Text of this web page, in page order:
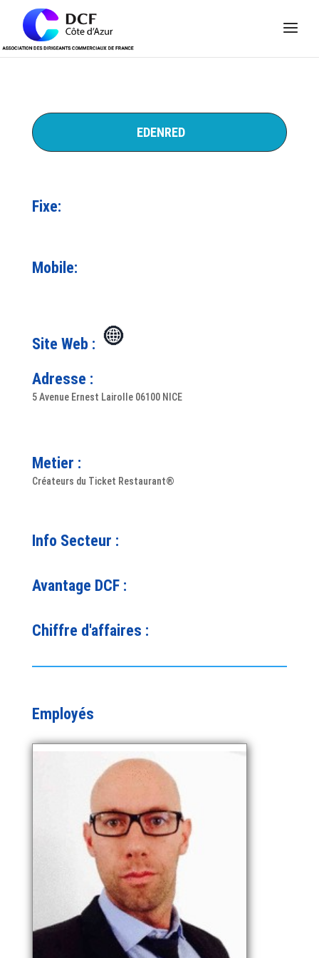
EDENRED
Fixe:
Mobile:
Site Web :
Adresse :
5 Avenue Ernest Lairolle 06100 NICE
Metier :
Créateurs du Ticket Restaurant®
Info Secteur :
Avantage DCF :
Chiffre d'affaires :
Employés
Panneau de gestion des cookies